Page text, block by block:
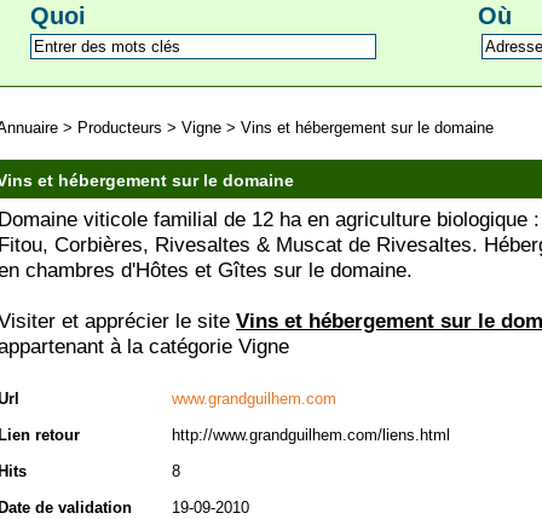
Quoi Où
> Producteurs > Vigne > Vins et hébergement sur le domaine
et hébergement sur le domaine
viticole familial de 12 ha en agriculture biologique
Corbières, Rivesaltes & Muscat de Rivesaltes.
chambres d'Hôtes et Gîtes sur le domaine.
et apprécier le site Vins et hébergement sur le
à la catégorie Vigne
www.grandguilhem.com
retour
http://www.grandguilhem.com/liens.html
8
de validation
19-09-2010